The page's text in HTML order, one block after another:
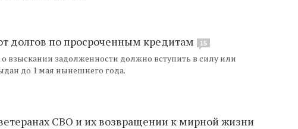
долгов по просроченным кредитам 15
взыскании задолженности должно вступить в силу или
до 1 мая нынешнего года.
СВО и их возвращении к мирной жизни